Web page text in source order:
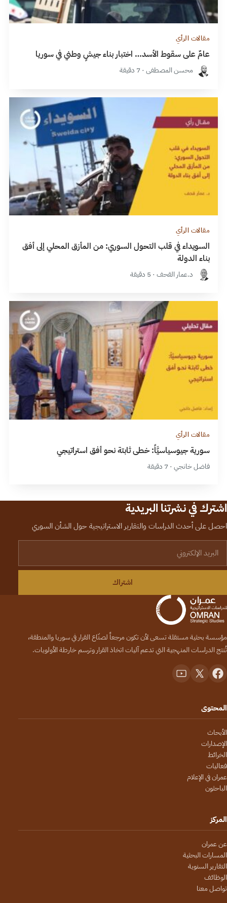
مقالات الرأي
عامٌ على سقوط الأسد… اختبار بناء جيشٍ وطني في سوريا
محسن المصطفى · 7 دقيقة
مقالات الرأي
السويداء في قلب التحول السوري: من المأزق المحلي إلى أفق
بناء الدولة
د.عمار القحف · 5 دقيقة
مقالات الرأي
سورية جيوسياسيَّاً: خطى ثابتة نحو أفق استراتيجي
فاضل خانجي · 7 دقيقة
اشترك في نشرتنا البريدية
احصل على أحدث الدراسات والتقارير الاستراتيجية حول الشأن السوري
اشتراك
مؤسسة بحثية مستقلة تسعى لأن تكون مرجعاً لصنّاع القرار في سوريا والمنطقة،
تُنتج الدراسات المنهجية التي تدعم آليات اتخاذ القرار وترسم خارطة الأولويات.
المحتوى
الأبحاث
الإصدارات
الخرائط
فعاليات
عمران في الإعلام
الباحثون
المركز
عن عمران
المسارات البحثية
التقارير السنوية
الوظائف
تواصل معنا